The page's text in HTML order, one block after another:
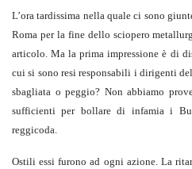
L’ora tardissima nella quale ci sono
Roma per la fine dello sciopero
articolo. Ma la prima impressione è di
cui si sono resi responsabili i dirigenti
sbagliata o peggio? Non abbiamo
sufficienti per bollare di infamia i
reggicoda.
Ostili essi furono ad ogni azione. La